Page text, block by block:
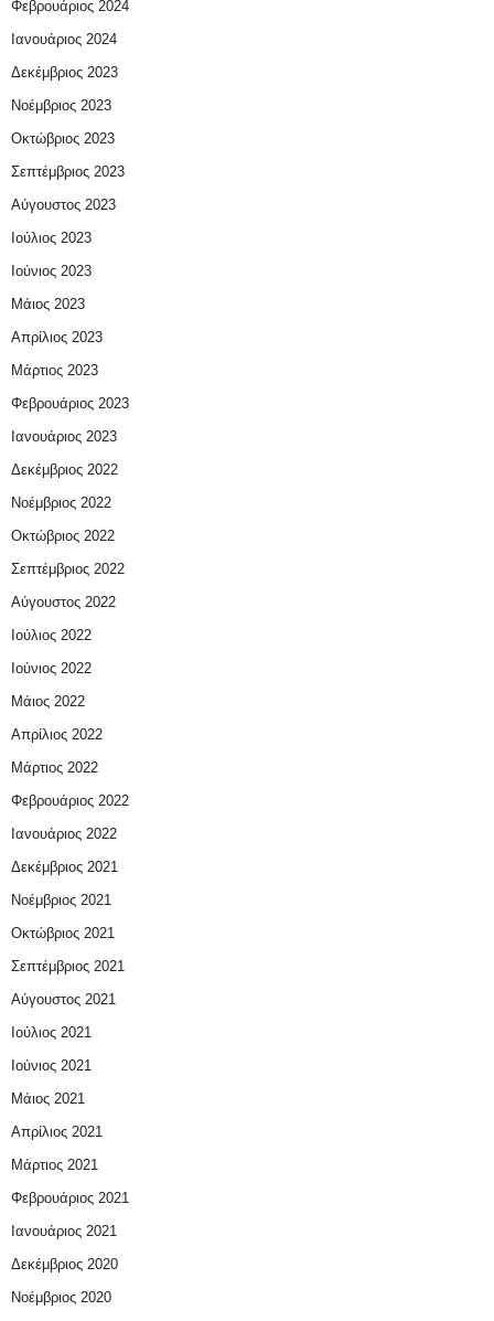
Φεβρουάριος 2024
Ιανουάριος 2024
Δεκέμβριος 2023
Νοέμβριος 2023
Οκτώβριος 2023
Σεπτέμβριος 2023
Αύγουστος 2023
Ιούλιος 2023
Ιούνιος 2023
Μάιος 2023
Απρίλιος 2023
Μάρτιος 2023
Φεβρουάριος 2023
Ιανουάριος 2023
Δεκέμβριος 2022
Νοέμβριος 2022
Οκτώβριος 2022
Σεπτέμβριος 2022
Αύγουστος 2022
Ιούλιος 2022
Ιούνιος 2022
Μάιος 2022
Απρίλιος 2022
Μάρτιος 2022
Φεβρουάριος 2022
Ιανουάριος 2022
Δεκέμβριος 2021
Νοέμβριος 2021
Οκτώβριος 2021
Σεπτέμβριος 2021
Αύγουστος 2021
Ιούλιος 2021
Ιούνιος 2021
Μάιος 2021
Απρίλιος 2021
Μάρτιος 2021
Φεβρουάριος 2021
Ιανουάριος 2021
Δεκέμβριος 2020
Νοέμβριος 2020